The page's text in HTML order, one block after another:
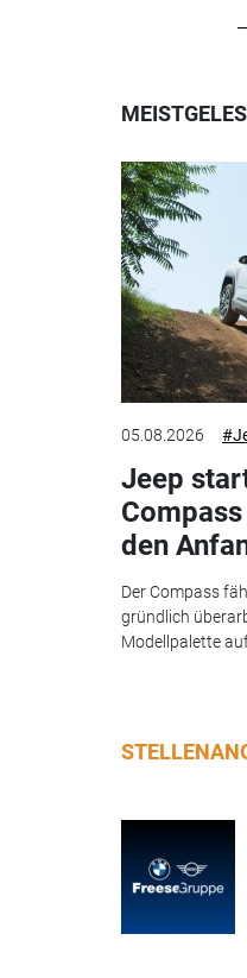
05.08.2026
Jeep
den
Der Compass
gründlich
Modellpalette